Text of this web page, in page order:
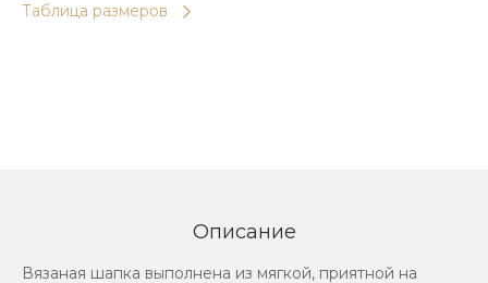
Таблица размеров
Описание
Вязаная шапка выполнена из мягкой, приятной на